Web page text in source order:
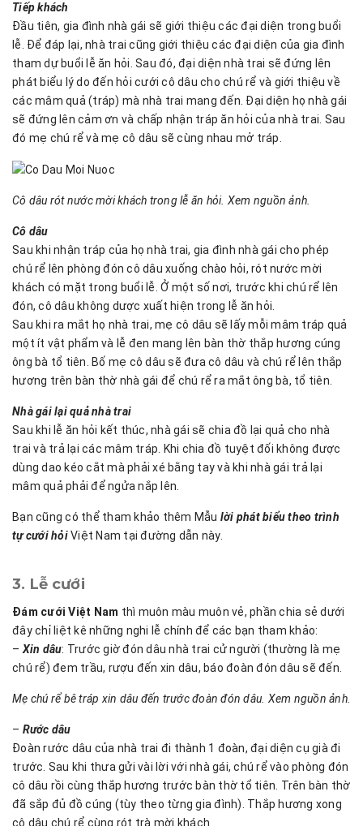
Tiếp khách
Đầu tiên, gia đình nhà gái sẽ giới thiệu các đại diện trong buổi
lễ. Để đáp lại, nhà trai cũng giới thiệu các đại diện của gia đình
tham dự buổi lễ ăn hỏi. Sau đó, đại diện nhà trai sẽ đứng lên
phát biểu lý do đến hỏi cưới cô dâu cho chú rể và giới thiệu về
các mâm quả (tráp) mà nhà trai mang đến. Đại diện họ nhà gái
sẽ đứng lên cảm ơn và chấp nhận tráp ăn hỏi của nhà trai. Sau
đó mẹ chú rể và mẹ cô dâu sẽ cùng nhau mở tráp.
Cô dâu rót nước mời khách trong lễ ăn hỏi. Xem nguồn ảnh.
Cô dâu
Sau khi nhận tráp của họ nhà trai, gia đình nhà gái cho phép
chú rể lên phòng đón cô dâu xuống chào hỏi, rót nước mời
khách có mặt trong buổi lễ. Ở một số nơi, trước khi chú rể lên
đón, cô dâu không dược xuất hiện trong lễ ăn hỏi.
Sau khi ra mắt họ nhà trai, mẹ cô dâu sẽ lấy mỗi mâm tráp quả
một ít vật phẩm và lễ đen mang lên bàn thờ thắp hương cúng
ông bà tổ tiên. Bố mẹ cô dâu sẽ đưa cô dâu và chú rể lên thắp
hương trên bàn thờ nhà gái để chú rể ra mắt ông bà, tổ tiên.
Nhà gái lại quả nhà trai
Sau khi lễ ăn hỏi kết thúc, nhà gái sẽ chia đồ lại quả cho nhà
trai và trả lại các mâm tráp. Khi chia đồ tuyệt đối không được
dùng dao kéo cắt mà phải xé bằng tay và khi nhà gái trả lại
mâm quả phải để ngửa nắp lên.
Bạn cũng có thể tham khảo thêm Mẫu lời phát biểu theo trình
tự cưới hỏiViệt Nam tại đường dẫn này.
3. Lễ cưới
Đám cưới Việt Nam thì muôn màu muôn vẻ, phần chia sẻ dưới
đây chỉ liệt kê những nghi lễ chính để các bạn tham khảo:
– Xin dâu: Trước giờ đón dâu nhà trai cử người (thường là mẹ
chú rể) đem trầu, rượu đến xin dâu, báo đoàn đón dâu sẽ đến.
Mẹ chú rể bê tráp xin dâu đến trước đoàn đón dâu. Xem nguồn ảnh.
– Rước dâu
Đoàn rước dâu của nhà trai đi thành 1 đoàn, đại diện cụ già đi
trước. Sau khi thưa gửi vài lời với nhà gái, chú rể vào phòng đón
cô dâu rồi cùng thắp hương trước bàn thờ tổ tiên. Trên bàn thờ
đã sắp đủ đồ cúng (tùy theo từng gia đình). Thắp hương xong
cô dâu chú rể cùng rót trà mời khách.